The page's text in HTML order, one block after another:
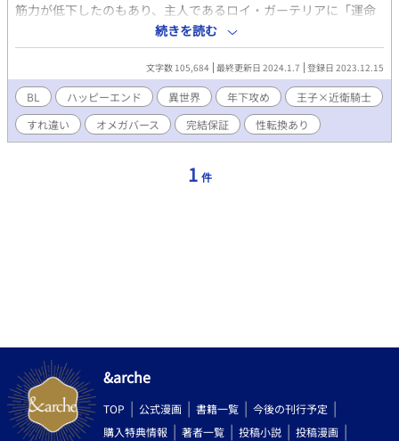
筋力が低下したのもあり、主人であるロイ・ガーテリアに「運命
の番を探して身を固めたい」と辞職を申し出た。 ロイは王族で
ありながら魔花と呼ばれる植物の研究にしか興味がない。ゆえ
に、イアンの辞職もすぐに受け入れられると思ったが、意外にも
ロイは猛烈に反対してきて…… 「運命の番を探すために辞める
なら、俺がそれより楽しいことを教えてやる！」 その日からイ
アンは、なぜかロイと一緒にお茶をしたり、魔花の研究に付き合
うことになり……？？ 植物学者でツンデレな王子様（23歳）×
元ベータで現オメガの真面目な近衛騎士（24歳）のお話です。
続きを読む
文字数 105,684 最終更新日 2024.1.7 登録日 2023.12.15
BL ハッピーエンド 異世界 年下攻め
王子×近衛騎士
すれ違い
オメガバース 完結保証 性転換あり
1 件
&arche
TOP 公式漫画 書籍一覧
今後の刊行予定
購入特典情報
著者一覧 投稿小説 投稿漫画